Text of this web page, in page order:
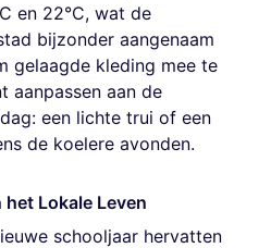
en 22°C, wat de
bijzonder aangenaam
gelaagde kleding mee te
aanpassen aan de
een lichte trui of een
de koelere avonden.
Lokale Leven
schooljaar hervatten